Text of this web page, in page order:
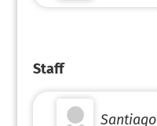
Staff
Santiago